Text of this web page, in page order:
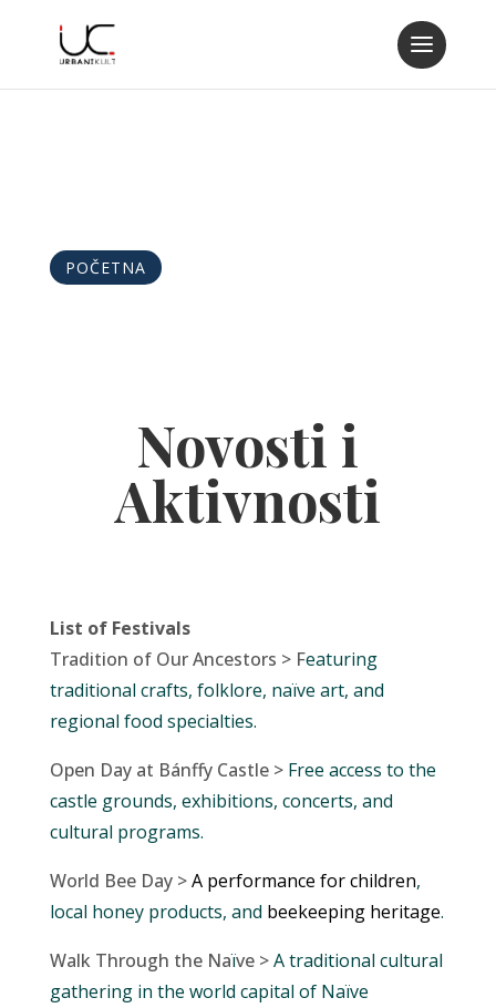
POČETNA
Novosti i
Aktivnosti
List of Festivals
Tradition of Our Ancestors > Featuring
traditional crafts, folklore, naïve art, and
regional food specialties.
Open Day at Bánffy Castle > Free access to the
castle grounds, exhibitions, concerts, and
cultural programs.
World Bee Day >A performance for children,
local honey products, and beekeeping heritage.
Walk Through the Naïve >A traditional cultural
gathering in the world capital of Naïve